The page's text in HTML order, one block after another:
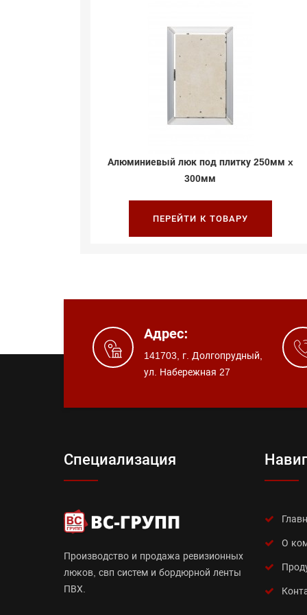
Алюминиевый люк под плитку 250мм x
300мм
ПЕРЕЙТИ К ТОВАРУ
Адрес:
141703, г. Долгопрудный,
ул. Набережная 27
Специализация
Производство и продажа ревизионных
люков, свп систем и бордюрной ленты
ПВХ.
О